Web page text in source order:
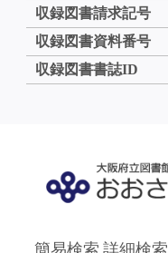
収録図書請求記号
収録図書資料番号
収録図書書誌ID